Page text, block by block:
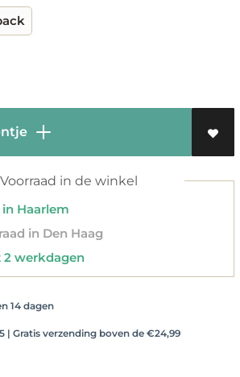
Voorraad in de winkel
Haarlem
in Den Haag
2 werkdagen
14 dagen
| Gratis verzending boven de €24,99